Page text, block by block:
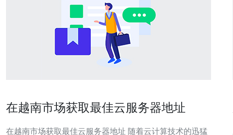
在越南市场获取最佳云服务器地址
在越南市场获取最佳云服务器地址 随着云计算技术的迅猛